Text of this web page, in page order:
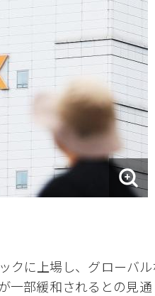
クに上場し、グローバ
部緩和されるとの見通